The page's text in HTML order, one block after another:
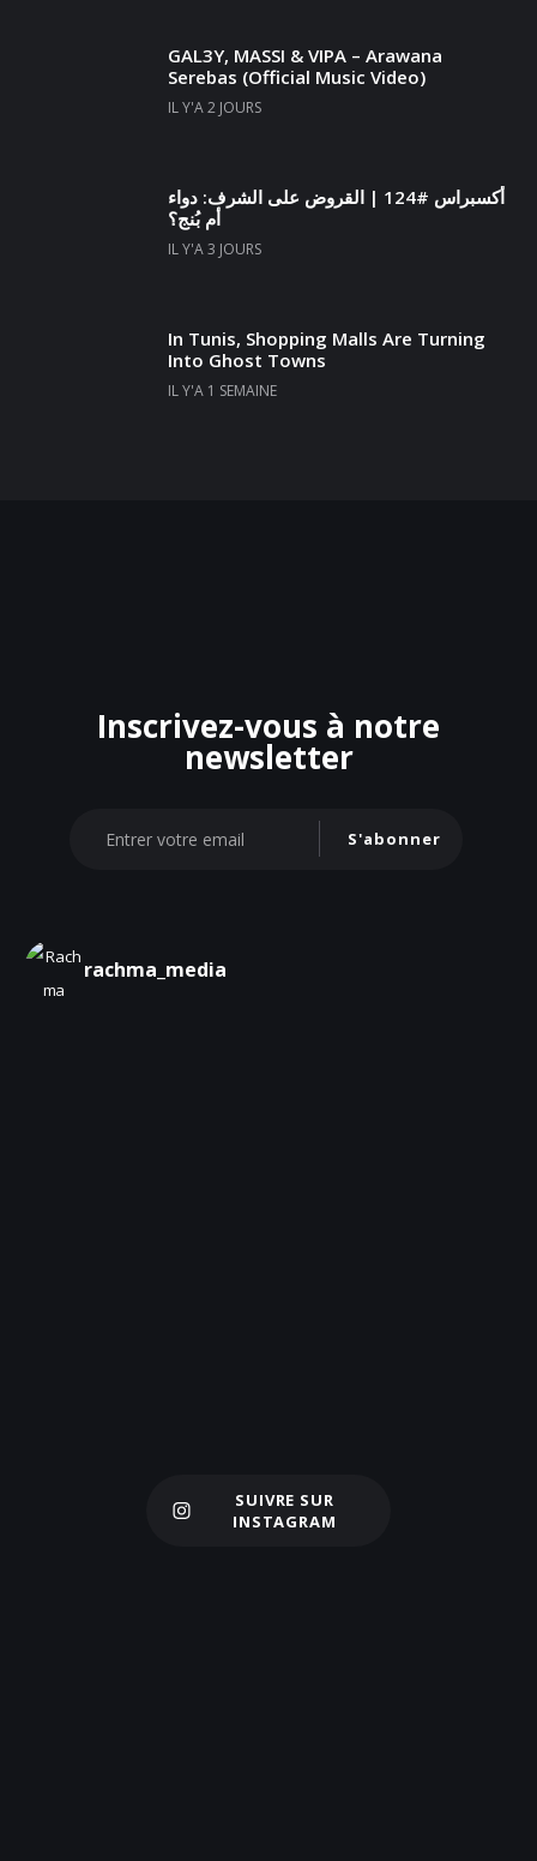
GAL3Y, MASSI & VIPA – Arawana
Serebas (Official Music Video)
IL Y'A 2 JOURS
أكسبراس #124 | القروض على الشرف: دواء
أم بُنج؟
IL Y'A 3 JOURS
In Tunis, Shopping Malls Are Turning
Into Ghost Towns
IL Y'A 1 SEMAINE
Inscrivez-vous à notre
newsletter
S'abonner
rachma_media
Charger plus
SUIVRE SUR
INSTAGRAM